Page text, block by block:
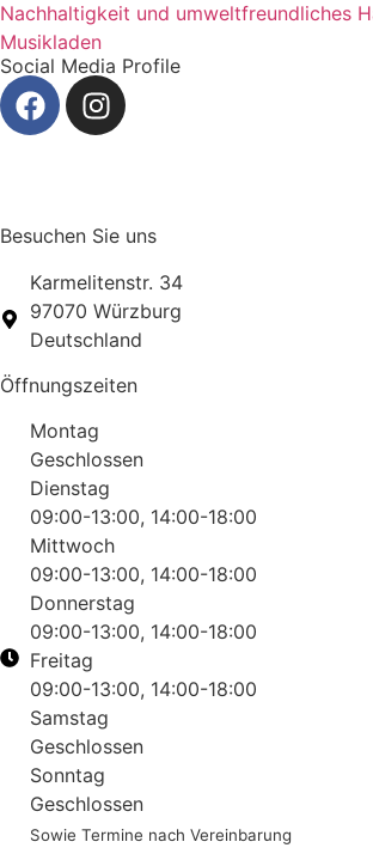
Nachhaltigkeit und umweltfreundliches
Musikladen
Social Media Profile
Besuchen Sie uns
Karmelitenstr. 34
97070 Würzburg
Deutschland
Öffnungszeiten
Montag
Geschlossen
Dienstag
09:00-13:00, 14:00-18:00
Mittwoch
09:00-13:00, 14:00-18:00
Donnerstag
09:00-13:00, 14:00-18:00
Freitag
09:00-13:00, 14:00-18:00
Samstag
Geschlossen
Sonntag
Geschlossen
Sowie Termine nach Vereinbarung